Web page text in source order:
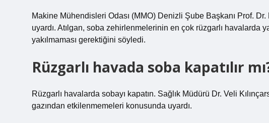
Makine Mühendisleri Odası (MMO) Denizli Şube Başkanı Prof.
uyardı. Atılgan, soba zehirlenmelerinin en çok rüzgarlı havalarda
yakılmaması gerektiğini söyledi.
Rüzgarlı havada soba kapatılır
Rüzgarlı havalarda sobayı kapatın. Sağlık Müdürü Dr. Veli
gazından etkilenmemeleri konusunda uyardı.